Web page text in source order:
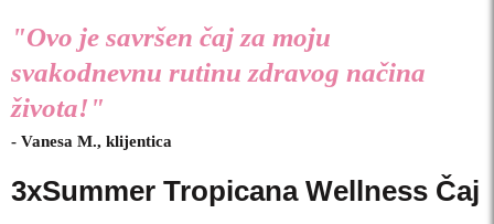
"Ovo je savršen čaj za moju
svakodnevnu rutinu zdravog načina
života!"
- Vanesa M., klijentica
3xSummer Tropicana Wellness Čaj